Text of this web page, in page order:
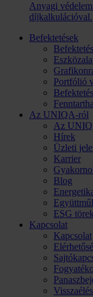
Anyagi
díjkalkulációval.
Befektetések
Portfólió
Az UNIQA-ról
Az
Hírek
Üzleti
Karrier
Blog
ESG
Kapcsolat
Kapcsolat